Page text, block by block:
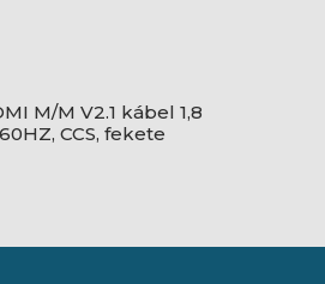
M/M V2.1 kábel 1,8
CCS, fekete